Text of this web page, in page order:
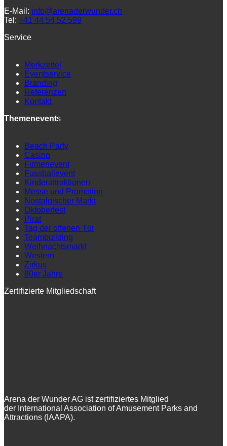
E-Mail: info@arenaderwunder.ch
Tel: +41 44 54 52 599
Service
Merkzettel
Eventservice
Branding
Referenzen
Kontakt
Themenevents
Beach Party
Casino
Firmenevent
Fussballevent
Kinderattraktionen
Messe und Promotion
Nostalgischer Markt
Oktoberfest
Pirat
Tag der offenen Tür
Teambuilding
Weihnachtsmarkt
Western
Zirkus
80er Jahre
Zertifizierte Mitgliedschaft
Arena der Wunder AG ist zertifiziertes Mitglied
der International Association of Amusement Parks and
Attractions (IAAPA).